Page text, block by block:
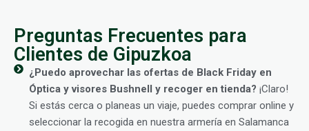
Preguntas Frecuentes para
Clientes de Gipuzkoa
¿Puedo aprovechar las ofertas de Black Friday en
Óptica y visores Bushnell y recoger en tienda? ¡Claro!
Si estás cerca o planeas un viaje, puedes comprar online y
seleccionar la recogida en nuestra armería en Salamanca